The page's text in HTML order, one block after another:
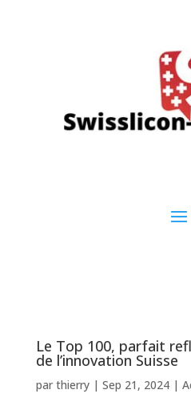
Le Top 100, parfait
de l’innovation Suisse
par thierry| Sep 21, 2024|